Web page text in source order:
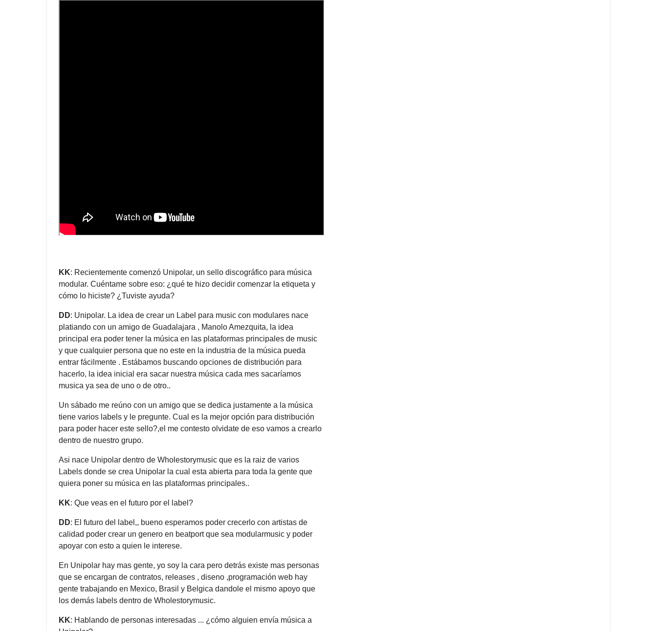
KK: Recientemente comenzó Unipolar, un sello discográfico para música
modular. Cuéntame sobre eso: ¿qué te hizo decidir comenzar la etiqueta y
cómo lo hiciste? ¿Tuviste ayuda?
DD: Unipolar. La idea de crear un Label para music con modulares nace
platiando con un amigo de Guadalajara , Manolo Amezquita, la idea
principal era poder tener la música en las plataformas principales de music
y que cualquier persona que no este en la industria de la música pueda
entrar fácilmente . Estábamos buscando opciones de distribución para
hacerlo, la idea inicial era sacar nuestra música cada mes sacaríamos
musica ya sea de uno o de otro..
Un sábado me reúno con un amigo que se dedica justamente a la música
tiene varios labels y le pregunte. Cual es la mejor opción para distribución
para poder hacer este sello?,el me contesto olvidate de eso vamos a crearlo
dentro de nuestro grupo.
Asi nace Unipolar dentro de Wholestorymusic que es la raiz de varios
Labels donde se crea Unipolar la cual esta abierta para toda la gente que
quiera poner su música en las plataformas principales..
KK: Que veas en el futuro por el label?
DD: El futuro del label,, bueno esperamos poder crecerlo con artistas de
calidad poder crear un genero en beatport que sea modularmusic y poder
apoyar con esto a quien le interese.
En Unipolar hay mas gente, yo soy la cara pero detrás existe mas personas
que se encargan de contratos, releases , diseno ,programación web hay
gente trabajando en Mexico, Brasil y Belgica dandole el mismo apoyo que
los demás labels dentro de Wholestorymusic.
KK: Hablando de personas interesadas ... ¿cómo alguien envía música a